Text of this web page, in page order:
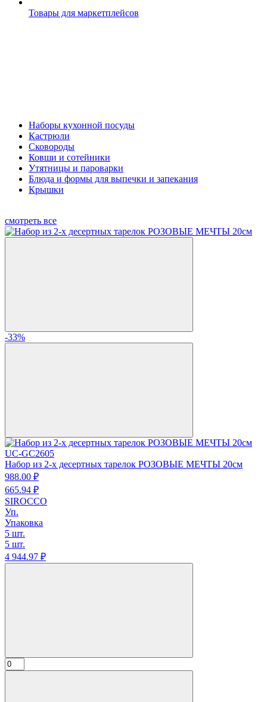
Товары для маркетплейсов
Наборы кухонной посуды
Кастрюли
Сковороды
Ковши и сотейники
Утятницы и пароварки
Блюда и формы для выпечки и запекания
Крышки
смотреть все
-33%
UC-GC2605
Набор из 2-х десертных тарелок РОЗОВЫЕ МЕЧТЫ 20см
988.00 ₽
665.94 ₽
SIROCCO
Уп.
Упаковка
5 шт.
5 шт.
4 944.97 ₽